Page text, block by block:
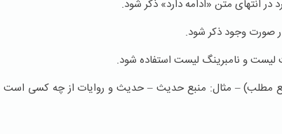
انتهای متن «ادامه دارد» ذکر شود.
وجود ذکر شود.
و نامبرینگ لیست استفاده شود.
– مثال: منبع حدیث – حدیث و روایات از چه کسی است